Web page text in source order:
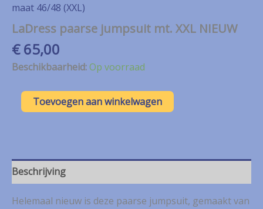
maat 46/48 (XXL)
LaDress paarse jumpsuit mt. XXL NIEUW
€65,00
Beschikbaarheid:Op voorraad
LaDress
paarse
aantal
Toevoegen aan winkelwagen
Beschrijving
Helemaal nieuw is deze paarse jumpsuit, gemaakt van